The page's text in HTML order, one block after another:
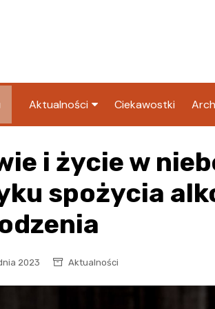
Aktualności
Blog
Ciekawostki
i życie w
spożycia
2023 Aktualności